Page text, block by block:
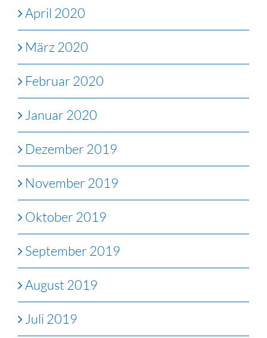
April 2020
März 2020
Februar 2020
Januar 2020
Dezember 2019
November 2019
Oktober 2019
September 2019
August 2019
Juli 2019